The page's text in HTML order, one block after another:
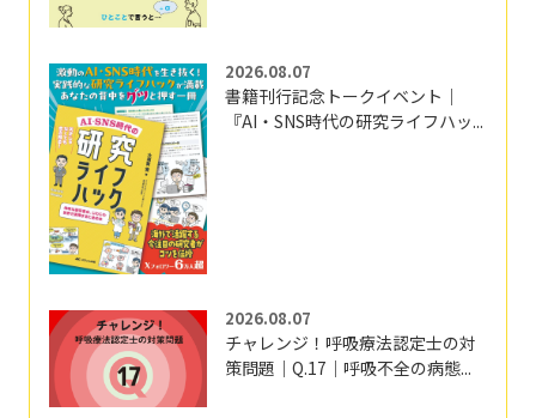
2026.08.07
書籍刊行記念トークイベント｜
『AI・SNS時代の研究ライフハッ...
2026.08.07
チャレンジ！呼吸療法認定士の対
策問題｜Q.17｜呼吸不全の病態...